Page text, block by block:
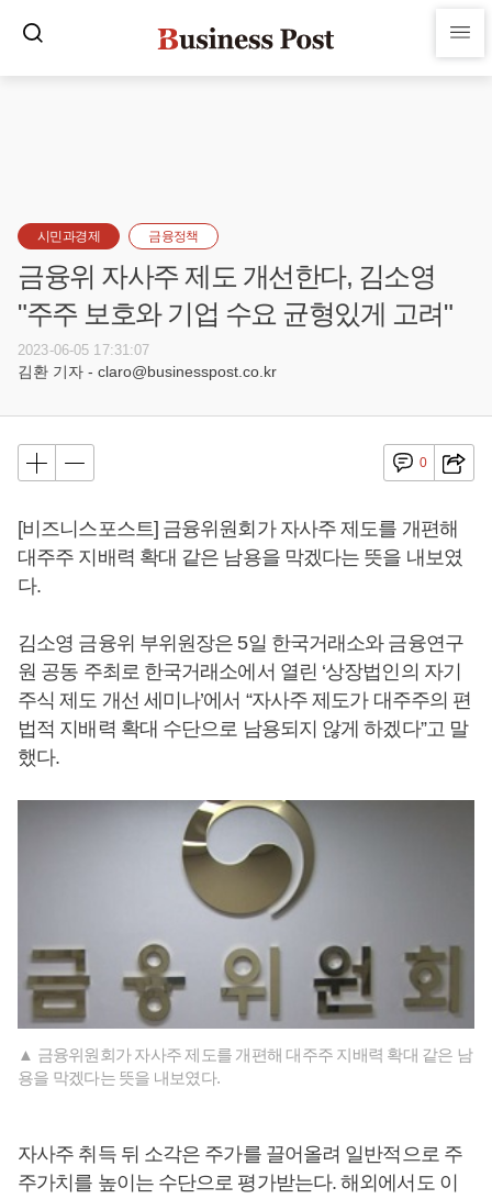
시민과경제 금융정책
금융위 자사주 제도 개선한다, 김소영
"주주 보호와 기업 수요 균형있게 고려"
2023-06-05 17:31:07
김환 기자 - claro@businesspost.co.kr
0
[비즈니스포스트] 금융위원회가 자사주 제도를 개편해
대주주 지배력 확대 같은 남용을 막겠다는 뜻을 내보였
다.
김소영 금융위 부위원장은 5일 한국거래소와 금융연구
원 공동 주최로 한국거래소에서 열린 ‘상장법인의 자기
주식 제도 개선 세미나’에서 “자사주 제도가 대주주의 편
법적 지배력 확대 수단으로 남용되지 않게 하겠다”고 말
했다.
▲ 금융위원회가 자사주 제도를 개편해 대주주 지배력 확대 같은 남
용을 막겠다는 뜻을 내보였다.
자사주 취득 뒤 소각은 주가를 끌어올려 일반적으로 주
주가치를 높이는 수단으로 평가받는다. 해외에서도 이